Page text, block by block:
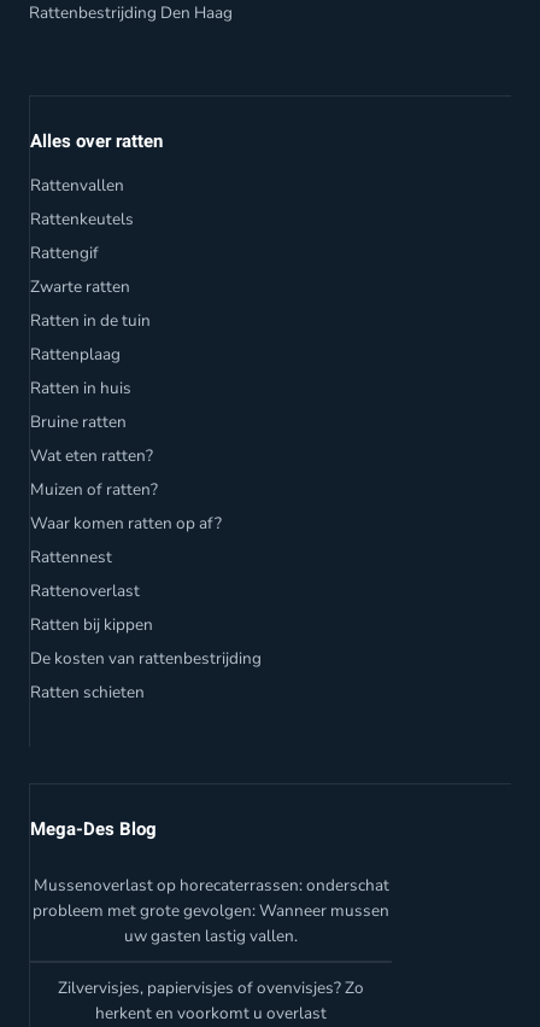
Rattenbestrijding Den Haag
Alles over ratten
Rattenvallen
Rattenkeutels
Rattengif
Zwarte ratten
Ratten in de tuin
Rattenplaag
Ratten in huis
Bruine ratten
Wat eten ratten?
Muizen of ratten?
Waar komen ratten op af?
Rattennest
Rattenoverlast
Ratten bij kippen
De kosten van rattenbestrijding
Ratten schieten
Mega-Des Blog
Mussenoverlast op horecaterrassen: onderschat
probleem met grote gevolgen: Wanneer mussen
uw gasten lastig vallen.
Zilvervisjes, papiervisjes of ovenvisjes? Zo
herkent en voorkomt u overlast